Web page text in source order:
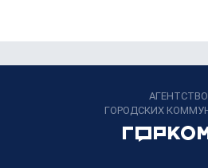
АГЕНТСТВО
ГОРОДСКИХ